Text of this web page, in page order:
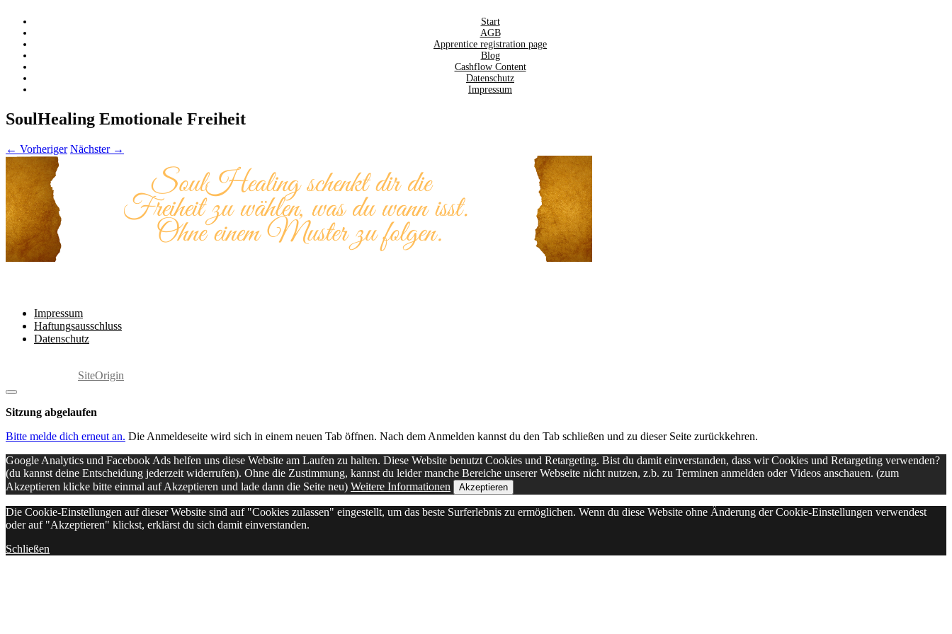
Zum
Inhalt
springen
Start
AGB
Apprentice registration page
Blog
Cashflow Content
Datenschutz
Impressum
SoulHealing Emotionale Freiheit
← Vorheriger Nächster →
Impressum
Haftungsausschluss
Datenschutz
SiteOrigin
Dialog
schließen
Sitzung abgelaufen
Bitte melde dich erneut an. Die Anmeldeseite wird sich in einem neuen Tab öffnen. Nach dem Anmelden kannst du den Tab schließen und zu dieser Seite zurückkehren.
Google Analytics und Facebook Ads helfen uns diese Website am Laufen zu halten. Diese Website benutzt Cookies und Retargeting. Bist du damit einverstanden, dass wir Cookies und Retargeting verwenden?
(du kannst deine Entscheidung jederzeit widerrufen). Ohne die Zustimmung, kannst du leider manche Bereiche unserer Webseite nicht nutzen, z.b. zu Terminen anmelden oder Videos anschauen. (zum
Akzeptieren klicke bitte einmal auf Akzeptieren und lade dann die Seite neu) Weitere Informationen Akzeptieren
Die Cookie-Einstellungen auf dieser Website sind auf "Cookies zulassen" eingestellt, um das beste Surferlebnis zu ermöglichen. Wenn du diese Website ohne Änderung der Cookie-Einstellungen verwendest
oder auf "Akzeptieren" klickst, erklärst du sich damit einverstanden.
Schließen